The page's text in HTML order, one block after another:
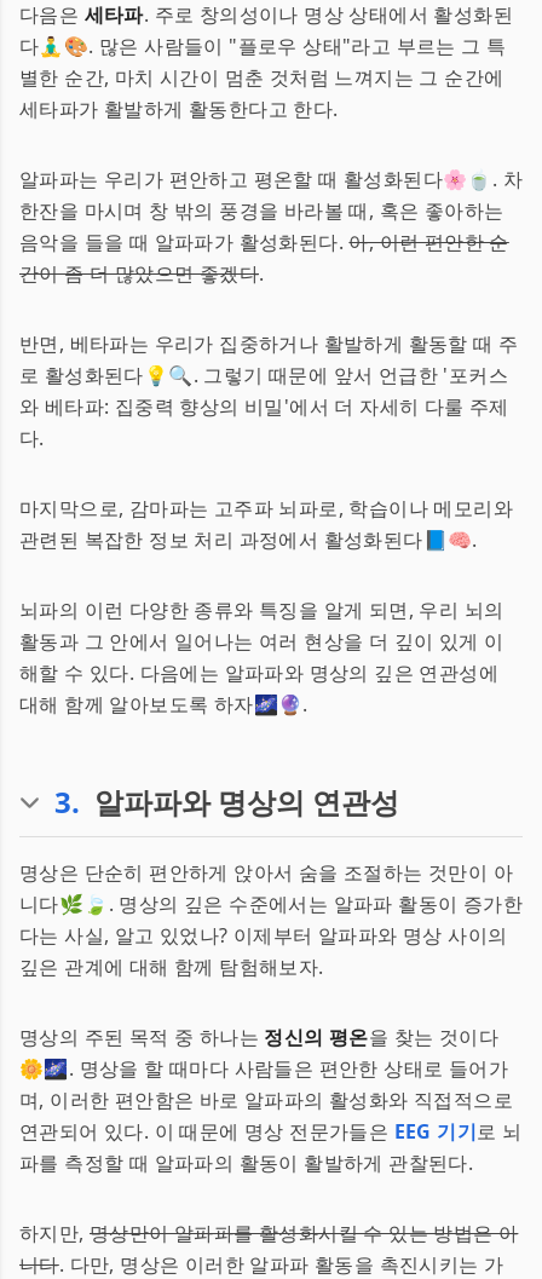
다음은 세타파. 주로 창의성이나 명상 상태에서 활성화된
다🧘‍♂️🎨. 많은 사람들이 "플로우 상태"라고 부르는 그 특
별한 순간, 마치 시간이 멈춘 것처럼 느껴지는 그 순간에
세타파가 활발하게 활동한다고 한다.
알파파는 우리가 편안하고 평온할 때 활성화된다🌸🍵. 차
한잔을 마시며 창 밖의 풍경을 바라볼 때, 혹은 좋아하는
음악을 들을 때 알파파가 활성화된다.아, 이런 편안한 순
간이 좀 더 많았으면 좋겠다.
반면, 베타파는 우리가 집중하거나 활발하게 활동할 때 주
로 활성화된다💡🔍. 그렇기 때문에 앞서 언급한 '포커스
와 베타파: 집중력 향상의 비밀'에서 더 자세히 다룰 주제
다.
마지막으로, 감마파는 고주파 뇌파로, 학습이나 메모리와
관련된 복잡한 정보 처리 과정에서 활성화된다📘🧠.
뇌파의 이런 다양한 종류와 특징을 알게 되면, 우리 뇌의
활동과 그 안에서 일어나는 여러 현상을 더 깊이 있게 이
해할 수 있다. 다음에는 알파파와 명상의 깊은 연관성에
대해 함께 알아보도록 하자🌌🔮.
3. 알파파와 명상의 연관성
명상은 단순히 편안하게 앉아서 숨을 조절하는 것만이 아
니다🌿🍃. 명상의 깊은 수준에서는 알파파 활동이 증가한
다는 사실, 알고 있었나? 이제부터 알파파와 명상 사이의
깊은 관계에 대해 함께 탐험해보자.
명상의 주된 목적 중 하나는 정신의 평온을 찾는 것이다
🌼🌌. 명상을 할 때마다 사람들은 편안한 상태로 들어가
며, 이러한 편안함은 바로 알파파의 활성화와 직접적으로
연관되어 있다. 이 때문에 명상 전문가들은 EEG 기기로 뇌
파를 측정할 때 알파파의 활동이 활발하게 관찰된다.
하지만, 명상만이 알파파를 활성화시킬 수 있는 방법은 아
니다. 다만, 명상은 이러한 알파파 활동을 촉진시키는 가